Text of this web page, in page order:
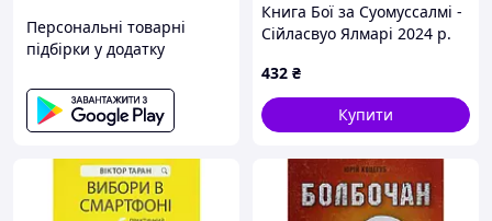
Персональні товарні
підбірки у додатку
Книга Бої за Суомуссалмі -
Сійласвуо Ялмарі 2024 р.
432 ₴
Купити